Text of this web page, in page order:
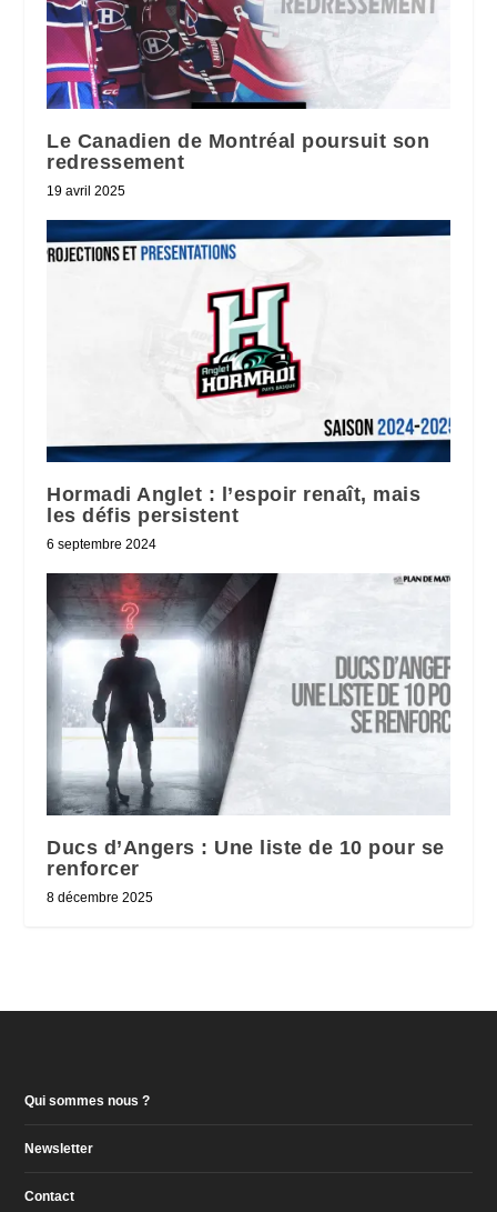
Le Canadien de Montréal poursuit son
redressement
19 avril 2025
Hormadi Anglet : l’espoir renaît, mais
les défis persistent
6 septembre 2024
Ducs d’Angers : Une liste de 10 pour se
renforcer
8 décembre 2025
Qui sommes nous ?
Newsletter
Contact